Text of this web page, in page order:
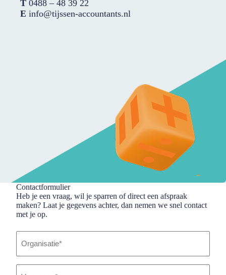
T 0488 – 48 39 22
E info@tijssen-accountants.nl
Contactformulier
Heb je een vraag, wil je sparren of direct een afspraak
maken? Laat je gegevens achter, dan nemen we snel contact
met je op.